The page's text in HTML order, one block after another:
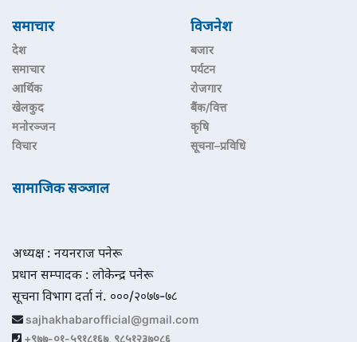
समाचार
देश
समाचार
आर्थिक
खेलकुद
मनोरञ्जन
विचार
विजनेश
बजार
पर्यटन
रोजगार
बैंक/वित्त
कृषि
सूचना–प्रविधि
सामाजिक सञ्जाल
अध्यक्ष : नयनराज पनेरू
प्रधान सम्पादक : लोकेन्द्र पनेरू
सूचना विभाग दर्ता नं. ०००/२०७७-७८
sajhakhabarofficial@gmail.com
+९७७-०१-५९१८१६७, ९८५१२३७०८६